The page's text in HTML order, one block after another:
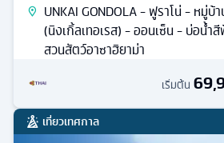
UNKAI GONDOLA - ฟูราโน่ - หมู่
(นิงเกิ้ลเทอเรส) - ออนเซ็น - บ่อน้ำสี
สวนสัตว์อาซาฮิยาม่า
เริ่มต้น
เที่ยวเทศกาล